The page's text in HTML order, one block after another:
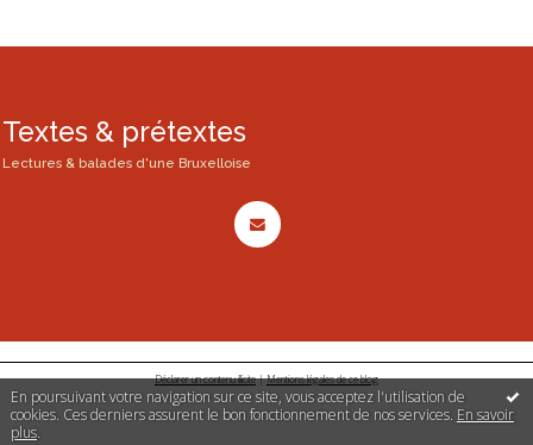
En poursuivant votre navigation sur ce site, vous acceptez l'utilisation de
cookies. Ces derniers assurent le bon fonctionnement de nos services. En savoir
plus.
Textes & prétextes
Lectures & balades d'une Bruxelloise
Déclarer un contenu illicite|Mentions légales de ce blog